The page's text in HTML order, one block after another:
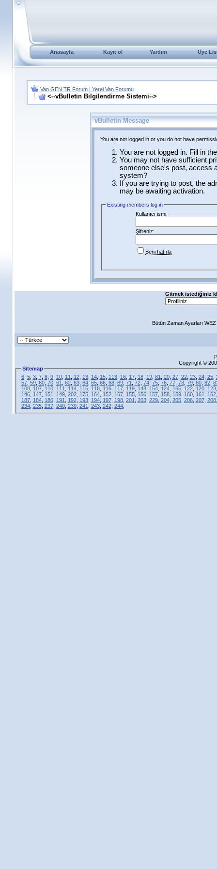
Anasayfa Kayıt ol Yardım Üye
Van.GEN.TR Forum | Yerel Van Forumu
<--vBulletin Bilgilendirme Sistemi-->
vBulletin Message
You are not logged in or you do not have
You are not logged in. Fill in
You may not have sufficient
someone else's post, access
system?
If you are trying to post, the
may be awaiting activation.
Existing members log in
Kullanıcı ismi:
Şifreniz:
Beni hatırla
Gitmek istediğiniz
Bütün Zaman Ayarları
Copyright ©
Sitemap
6, 5, 3, 7, 8, 9, 10, 11 12, 13, 14, 15, 113, 16, 17, 18, 19, 81 20, 27, 22, 23, 24, 25,
57, 59, 60, 70, 61 62, 63, 64, 65, 66, 68, 69, 71 72, 74, 75, 76, 77, 78, 79, 80, 82,
108, 107, 110, 111 114, 115, 118, 116, 117, 119, 148, 154, 124, 165, 122, 120, 123
146, 147, 151 149, 202, 175, 164, 152, 167, 155, 156, 157, 158, 159, 160, 161 162
187, 184, 186, 191 192, 193, 194, 197, 198, 201 203, 229, 204, 205, 206, 207, 208
234, 235, 237, 240, 239, 241 243, 242, 244,